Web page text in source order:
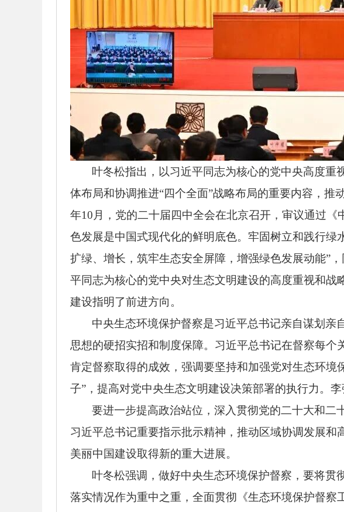
叶冬松指出，以习近平同志为核心的党中央高度重
体布局和协调推进“四个全面”战略布局的重要内容，
年10月，党的二十届四中全会在北京召开，审议通过
色发展是中国式现代化的鲜明底色。牢固树立和践行绿
扩绿、增长，筑牢生态安全屏障，增强绿色发展动能”
平同志为核心的党中央对生态文明建设的高度重视和
建设指明了前进方向。
中央生态环境保护督察是习近平总书记亲自谋划
思想的硬招实招和制度保障。习近平总书记在督察每
肯定督察取得的成效，强调要坚持和加强党对生态环
子”，提高对党中央生态文明建设决策部署的执行力。
要进一步提高政治站位，深入贯彻党的二十大和
习近平总书记重要指示批示精神，推动区域协调发展和
美丽中国建设取得新的重大进展。
叶冬松强调，做好中央生态环境保护督察，要将
落实情况作为重中之重，全面贯彻《生态环境保护督